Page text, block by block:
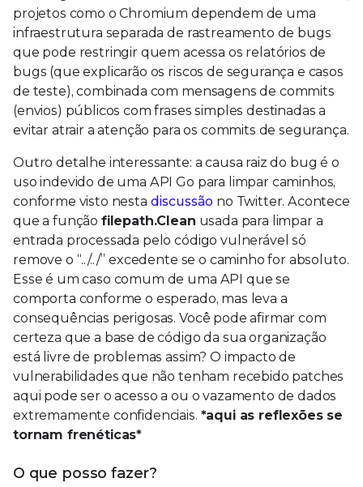
projetos como o Chromium dependem de uma
infraestrutura separada de rastreamento de bugs
que pode restringir quem acessa os relatórios de
bugs (que explicarão os riscos de segurança e casos
de teste), combinada com mensagens de commits
(envios) públicos com frases simples destinadas a
evitar atrair a atenção para os commits de segurança.
Outro detalhe interessante: a causa raiz do bug é o
uso indevido de uma API Go para limpar caminhos,
conforme visto nesta discussão no Twitter. Acontece
que a função filepath.Clean usada para limpar a
entrada processada pelo código vulnerável só
remove o “../../” excedente se o caminho for absoluto.
Esse é um caso comum de uma API que se
comporta conforme o esperado, mas leva a
consequências perigosas. Você pode afirmar com
certeza que a base de código da sua organização
está livre de problemas assim? O impacto de
vulnerabilidades que não tenham recebido patches
aqui pode ser o acesso a ou o vazamento de dados
extremamente confidenciais. *aqui as reflexões se
tornam frenéticas*
O que posso fazer?